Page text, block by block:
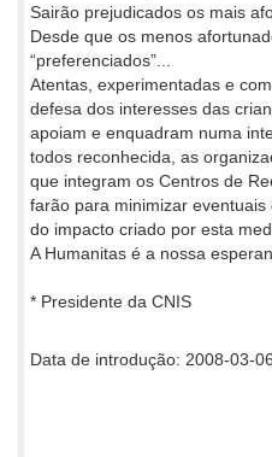
Sairão prejudicados os mais
Desde que os menos
“preferenciados”...
Atentas, experimentadas e
defesa dos interesses das
apoiam e enquadram numa
todos reconhecida, as
que integram os Centros de
farão para minimizar
do impacto criado por esta
A Humanitas é a nossa
* Presidente da CNIS
Data de introdução: 2008-03-06